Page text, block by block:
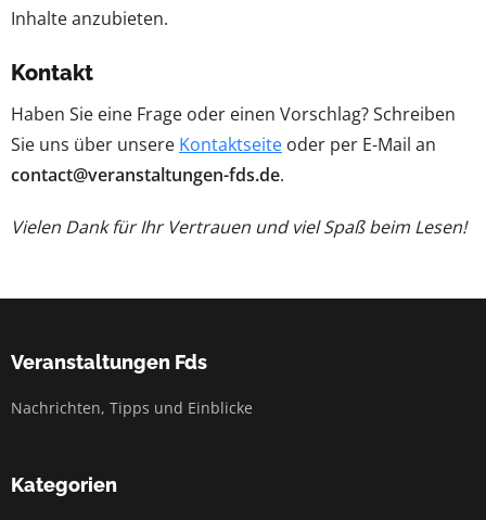
Inhalte anzubieten.
Kontakt
Haben Sie eine Frage oder einen Vorschlag? Schreiben
Sie uns über unsere Kontaktseite oder per E-Mail an
contact@veranstaltungen-fds.de.
Vielen Dank für Ihr Vertrauen und viel Spaß beim Lesen!
Veranstaltungen Fds
Nachrichten, Tipps und Einblicke
Kategorien